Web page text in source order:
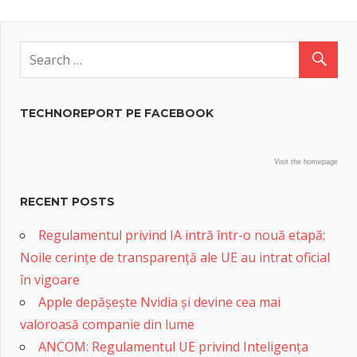
TECHNOREPORT PE FACEBOOK
Visit the homepage
RECENT POSTS
Regulamentul privind IA intră într-o nouă etapă:
Noile cerințe de transparență ale UE au intrat oficial
în vigoare
Apple depășește Nvidia și devine cea mai
valoroasă companie din lume
ANCOM: Regulamentul UE privind Inteligența